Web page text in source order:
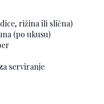
rižina ili slična)
(po ukusu)
serviranje